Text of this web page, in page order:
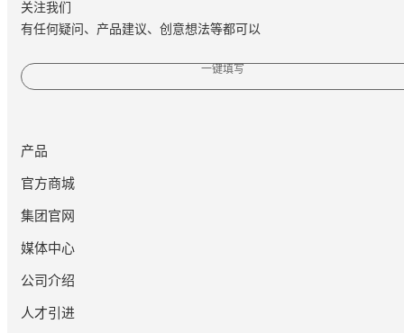
关注我们
有任何疑问、产品建议、创意想法等都可以
一键填写
产品
官方商城
集团官网
媒体中心
公司介绍
人才引进